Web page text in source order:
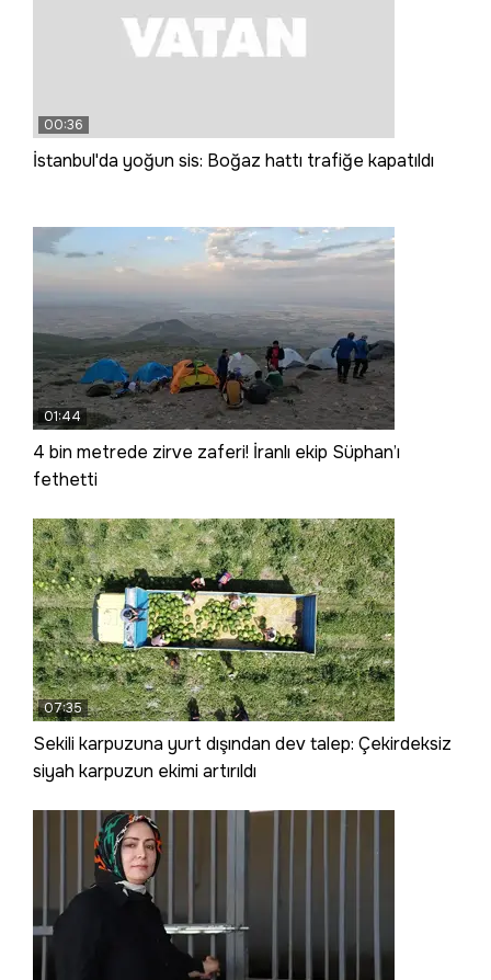
00:36
İstanbul'da yoğun sis: Boğaz hattı trafiğe kapatıldı
01:44
4 bin metrede zirve zaferi! İranlı ekip Süphan’ı
fethetti
07:35
Sekili karpuzuna yurt dışından dev talep: Çekirdeksiz
siyah karpuzun ekimi artırıldı